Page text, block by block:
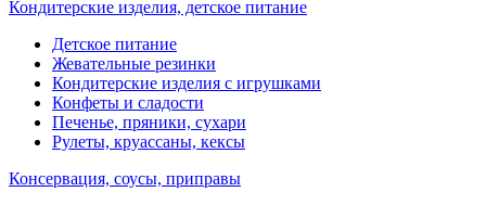
Кондитерские изделия, детское питание
Детское питание
Жевательные резинки
Кондитерские изделия с игрушками
Конфеты и сладости
Печенье, пряники, сухари
Рулеты, круассаны, кексы
Консервация, соусы, приправы